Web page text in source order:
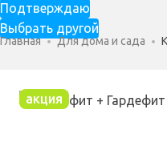
Подтверждаю
Выбрать другой
Главная Для дома и сада
акция